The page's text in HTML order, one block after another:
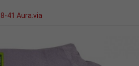
41 Aura.via